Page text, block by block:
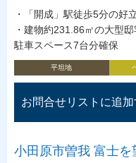
・「開成」駅徒歩5分の好
・建物約231.86㎡の大型
駐車スペース7台分確保
平坦地
お問合せリストに追加
小田原市曽我 富士を